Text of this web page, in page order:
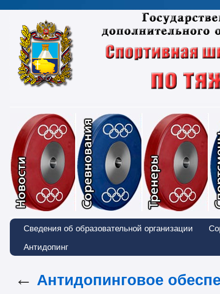
Новости Соревнования
Сведения об образовательной организации
Антидопинг
← Антидопинговое